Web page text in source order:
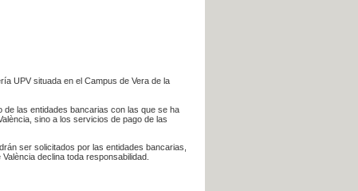
UPV situada en el Campus de Vera de la
de las entidades bancarias con las que se ha
sino a los servicios de pago de las
ser solicitados por las entidades bancarias,
declina toda responsabilidad.